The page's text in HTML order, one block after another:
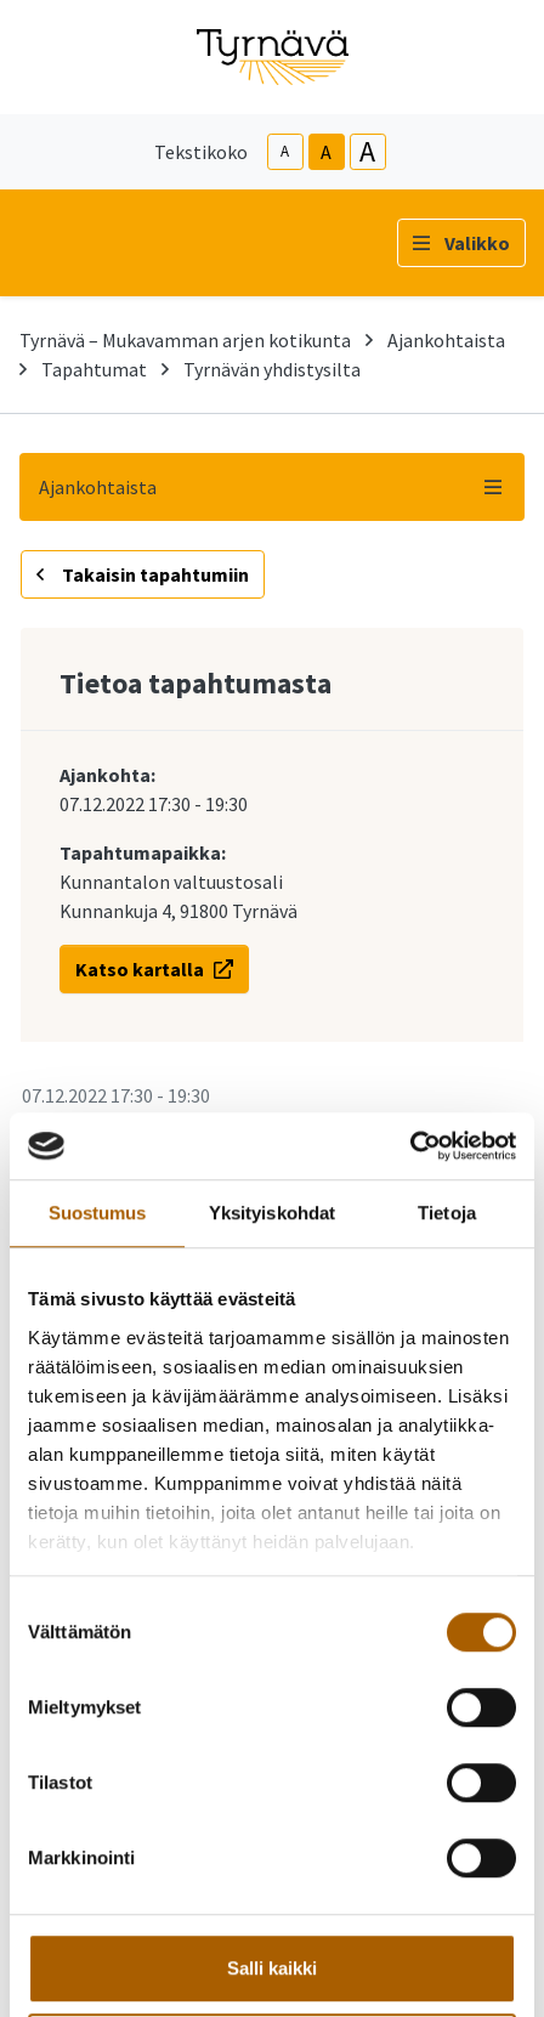
Suostumus Yksityiskohdat Tietoja
Tämä sivusto käyttää evästeitä
Käytämme evästeitä tarjoamamme sisällön ja mainosten
räätälöimiseen, sosiaalisen median ominaisuuksien
tukemiseen ja kävijämäärämme analysoimiseen. Lisäksi
jaamme sosiaalisen median, mainosalan ja analytiikka-
alan kumppaneillemme tietoja siitä, miten käytät
sivustoamme. Kumppanimme voivat yhdistää näitä
tietoja muihin tietoihin, joita olet antanut heille tai joita on
kerätty, kun olet käyttänyt heidän palvelujaan.
valinta
Välttämätön
Mieltymykset
Tilastot
Markkinointi
Salli kaikki
Tekstikoko A A A
Valikko
Tyrnävä – Mukavamman arjen kotikunta
Ajankohtaista
Tapahtumat
Tyrnävän yhdistysilta
Ajankohtaista
Takaisin tapahtumiin
Tietoa tapahtumasta
Ajankohta:
07.12.2022 17:30 - 19:30
Tapahtumapaikka:
Kunnantalon valtuustosali
Kunnankuja 4, 91800 Tyrnävä
Katso kartalla
-07.12.2022 17:30 - 19:30
Tyrnävän yhdistysilta
Aika: Keskiviikkona 7.12.2022 klo 17.30–19.30
Paikka: Valtuustosali, kunnantalo (Kunnankuja 4)
Ohjelma
Tilaisuuden avaus
Lähellä.fi
Nouseva Rannikkoseutu ry: Kv-hankkeet ja nuorten asiat
Kunnan ja yhdistysten yhteistyöasiakirjan päivitys
Toiveet ja tarpeet yhteistyölle 2023
Ilmoittautumiset: Anne Tiirikainen, työllisyys- ja
jyrki.siekkinen@tyrnava.fi / 050 080 3814
Jaa Facebookissa Jaa Twitterissä